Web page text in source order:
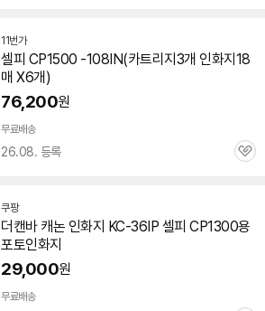
11번가
셀피 CP1500 -108IN(카트리지3개 인화지18
매 X6개)
76,200원
무료배송
26.08. 등록
관
쿠팡
더캔바 캐논 인화지 KC-36IP 셀피 CP1300용
포토인화지
29,000원
무료배송